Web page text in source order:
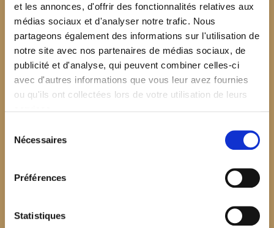
et les annonces, d'offrir des fonctionnalités relatives aux
médias sociaux et d'analyser notre trafic. Nous
partageons également des informations sur l'utilisation de
notre site avec nos partenaires de médias sociaux, de
publicité et d'analyse, qui peuvent combiner celles-ci
avec d'autres informations que vous leur avez fournies
ou qu'ils ont collectées lors de votre utilisation de leurs
Nécessaires
Préférences
Statistiques